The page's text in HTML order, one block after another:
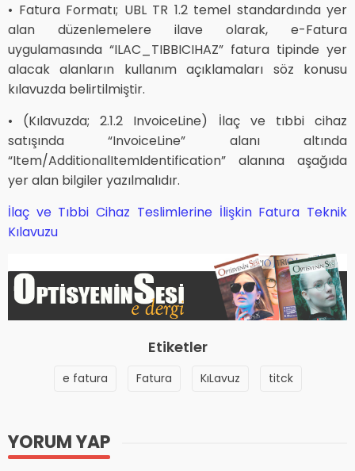
• Fatura Formatı; UBL TR 1.2 temel standardında yer
alan düzenlemelere ilave olarak, e-Fatura
uygulamasında “ILAC_TIBBICIHAZ” fatura tipinde yer
alacak alanların kullanım açıklamaları söz konusu
kılavuzda belirtilmiştir.
• (Kılavuzda; 2.1.2 InvoiceLine) İlaç ve tıbbi cihaz
satışında “InvoiceLine” alanı altında
“Item/AdditionalItemIdentification” alanına aşağıda
yer alan bilgiler yazılmalıdır.
İlaç ve Tıbbi Cihaz Teslimlerine İlişkin Fatura Teknik
Kılavuzu
Etiketler
e fatura Fatura KıLavuz titck
YORUM YAP